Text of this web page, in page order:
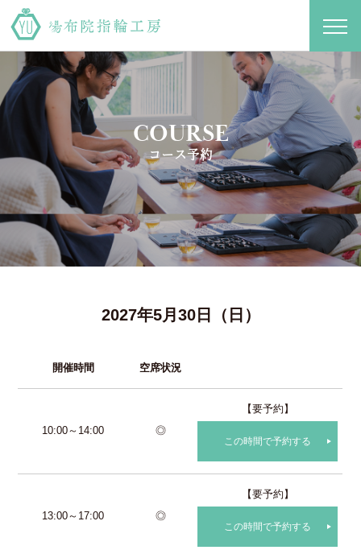
COURSE
コース予約
2027年5月30日（日）
開催時間 空席状況
10:00～14:00 ◎
【要予約】
この時間で予約する
13:00～17:00 ◎
【要予約】
この時間で予約する